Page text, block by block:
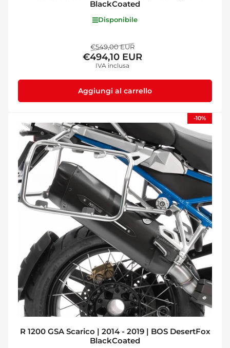
BlackCoated
Disponibile
Prezzo
standard
€549,00 EURPrezzo
di
€494,10 EUR
IVA inclusa
Aggiungi al carrello
-10%
R 1200 GSA Scarico | 2014 - 2019 | BOS DesertFox
BlackCoated